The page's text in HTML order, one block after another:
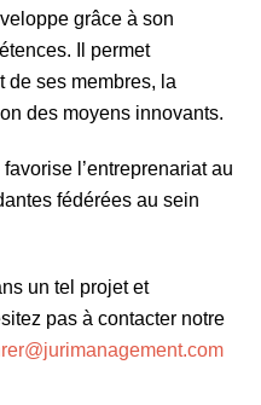
grâce à son
Il permet
de ses membres, la
des moyens innovants.
l’entreprenariat au
fédérées au sein
un tel projet et
pas à contacter notre